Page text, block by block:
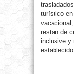
turístico en
restan de
inclusive y
establecido.